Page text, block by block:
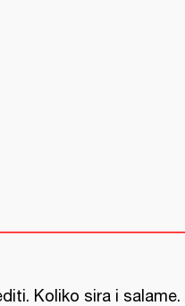
Koliko sira i salame.